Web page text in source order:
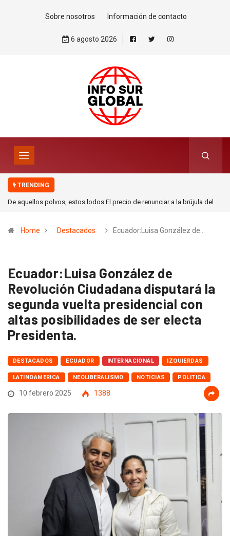
Sobre nosotros Información de contacto
6 agosto 2026
TRENDING
De aquellos polvos, estos lodos El precio de renunciar a la brújula del
Home Destacados Ecuador:Luisa González de…
Ecuador:Luisa González de
Revolución Ciudadana disputará la
segunda vuelta presidencial con
altas posibilidades de ser electa
Presidenta.
DESTACADOS ECUADOR INTERNACIONAL IZQUIERDAS
LATINOAMERICA NEOLIBERALISMO NOTICIAS POLITICA
10 febrero 2025 1388